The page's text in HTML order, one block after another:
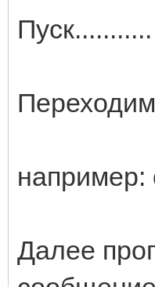
например:
Далее